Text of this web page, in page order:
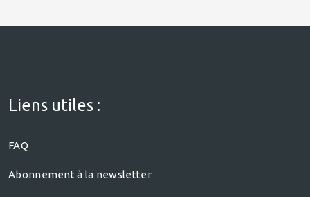
Liens utiles :
FAQ
Abonnement à la newsletter